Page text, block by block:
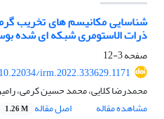
شناسایی مکانیسم های تخریب
ذرات الاستومری شبکه ای شده
صفحه3-12
10.22034/irm.2022.333629.1171
محمدرضا کلایی، محمد حسین کرمی،
مشاهده مقاله
اصل مقاله 1.26 M